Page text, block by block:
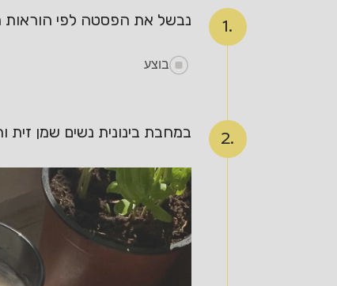
1. נבשל את הפסטה לפי הוראות
בוצע
2. במחבת בינונית נשים שמן